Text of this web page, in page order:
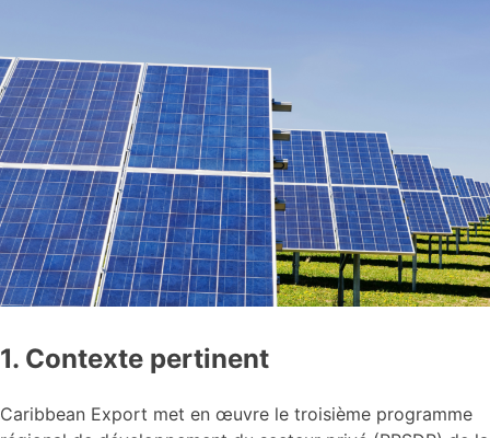
1. Contexte pertinent
Caribbean Export met en œuvre le troisième programme